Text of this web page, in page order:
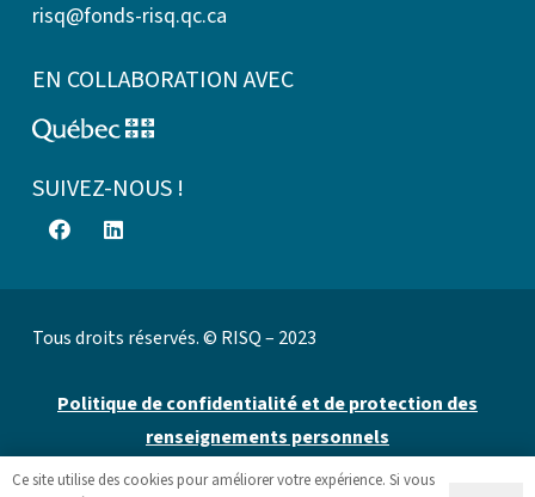
risq@fonds-risq.qc.ca
EN COLLABORATION AVEC
SUIVEZ-NOUS !
Tous droits réservés. © RISQ – 2023
Politique de confidentialité et de protection des
renseignements personnels
Ce site utilise des cookies pour améliorer votre expérience. Si vous